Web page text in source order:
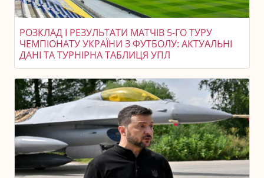
РОЗКЛАД І РЕЗУЛЬТАТИ МАТЧІВ 5-ГО ТУРУ
ЧЕМПІОНАТУ УКРАЇНИ З ФУТБОЛУ: АКТУАЛЬНІ
ДАНІ ТА ТУРНІРНА ТАБЛИЦЯ УПЛ